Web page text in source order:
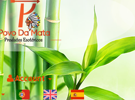
Account